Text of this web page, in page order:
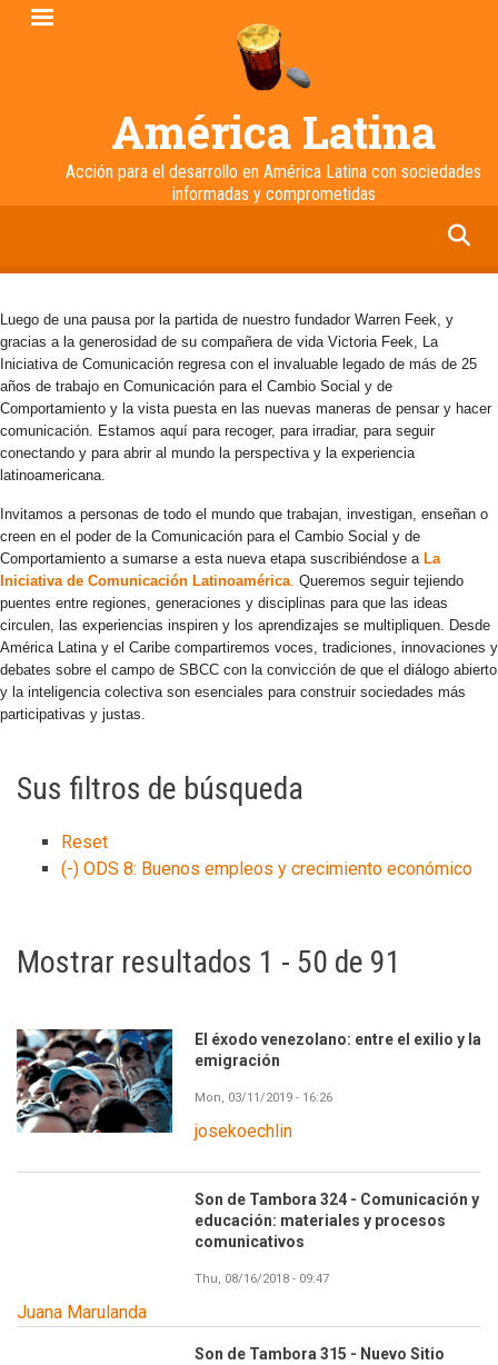
Pasar
América Latina
Acción para el desarrollo en América Latina con sociedades
informadas y comprometidas
Luego de una pausa por la partida de nuestro fundador Warren Feek, y
gracias a la generosidad de su compañera de vida Victoria Feek, La
Iniciativa de Comunicación regresa con el invaluable legado de más de 25
años de trabajo en Comunicación para el Cambio Social y de
Comportamiento y la vista puesta en las nuevas maneras de pensar y hacer
comunicación. Estamos aquí para recoger, para irradiar, para seguir
conectando y para abrir al mundo la perspectiva y la experiencia
latinoamericana.
Invitamos a personas de todo el mundo que trabajan, investigan, enseñan o
creen en el poder de la Comunicación para el Cambio Social y de
Comportamiento a sumarse a esta nueva etapa suscribiéndose a La
Iniciativa de Comunicación Latinoamérica. Queremos seguir tejiendo
puentes entre regiones, generaciones y disciplinas para que las ideas
circulen, las experiencias inspiren y los aprendizajes se multipliquen. Desde
América Latina y el Caribe compartiremos voces, tradiciones, innovaciones y
debates sobre el campo de SBCC con la convicción de que el diálogo abierto
y la inteligencia colectiva son esenciales para construir sociedades más
participativas y justas.
Sus filtros de búsqueda
Reset
(-) ODS 8: Buenos empleos y crecimiento económico
Mostrar resultados 1 - 50 de 91
El éxodo venezolano: entre el exilio y la
emigración
Mon, 03/11/2019 - 16:26
josekoechlin
Son de Tambora 324 - Comunicación y
educación: materiales y procesos
comunicativos
Thu, 08/16/2018 - 09:47
Juana Marulanda
Son de Tambora 315 - Nuevo Sitio